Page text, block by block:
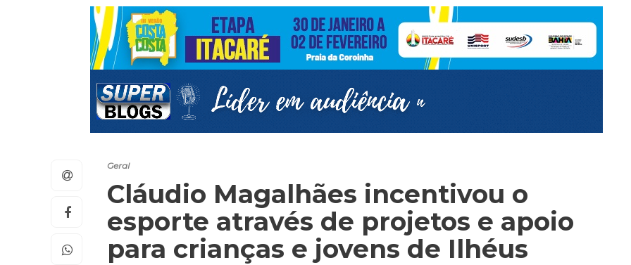
Geral
Cláudio Magalhães incentivou o
esporte através de projetos e apoio
para crianças e jovens de Ilhéus